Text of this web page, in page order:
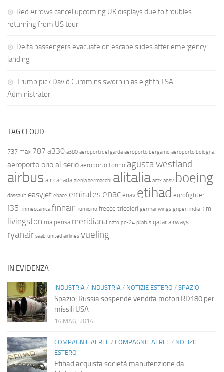
Red Arrows cancel upcoming UK displays due to troubles
returning from US tour
Delta passengers evacuate on escape slides after emergency
landing
Trump pick David Cummins sworn in as eighth TSA
Administrator
TAG CLOUD
737 max 787 a330 a380 aeroporti del garda aeroporto bergamo aeroporto bologna
aeroporto orio al serio aeroporto torino agusta westland
airbus air canada alenia aermacchi alitalia amx ansv boeing
dassault easyjet ebace emirates enac enav etihad eurofighter
f35 finmeccanica finnair fiumicino frecce tricolori germanwings gripen india klm
livingston malpensa meridiana nato pc-24 pilatus qatar airways
ryanair saab united airlines vueling
IN EVIDENZA
INDUSTRIA / INDUSTRIA / NOTIZIE ESTERO / SPAZIO
Spazio: Russia sospende vendita motori RD180 per
missili USA
14 MAG, 2014
COMPAGNIE AEREE / COMPAGNIE AEREE / NOTIZIE
ESTERO
Etihad acquista società manutenzione da